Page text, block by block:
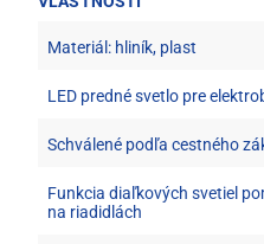
Materiál: hliník, plast
LED predné svetlo pre
Schválené podľa cestného
Funkcia diaľkových svetiel
na riadidlách